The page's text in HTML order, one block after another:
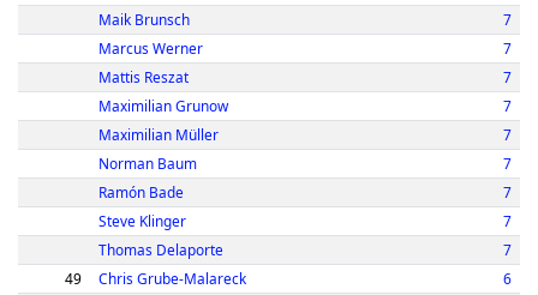
Maik Brunsch
7
Marcus Werner
7
Mattis Reszat
7
Maximilian Grunow
7
Maximilian Müller
7
Norman Baum
7
Ramón Bade
7
Steve Klinger
7
Thomas Delaporte
7
49
Chris Grube-Malareck
6